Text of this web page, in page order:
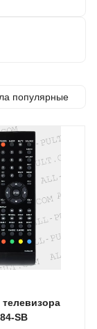
популярные
SB